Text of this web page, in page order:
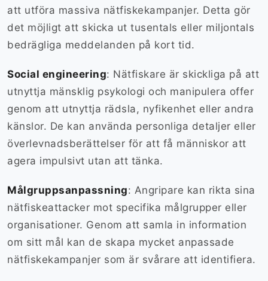
att utföra massiva nätfiskekampanjer. Detta gör
det möjligt att skicka ut tusentals eller miljontals
bedrägliga meddelanden på kort tid.
Social engineering: Nätfiskare är skickliga på att
utnyttja mänsklig psykologi och manipulera offer
genom att utnyttja rädsla, nyfikenhet eller andra
känslor. De kan använda personliga detaljer eller
överlevnadsberättelser för att få människor att
agera impulsivt utan att tänka.
Målgruppsanpassning: Angripare kan rikta sina
nätfiskeattacker mot specifika målgrupper eller
organisationer. Genom att samla in information
om sitt mål kan de skapa mycket anpassade
nätfiskekampanjer som är svårare att identifiera.